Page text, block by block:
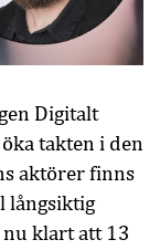
Digitalt
takten i den
aktörer finns
långsiktig
klart att 13